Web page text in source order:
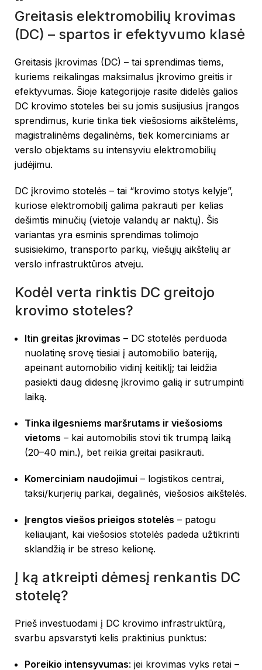
Greitasis elektromobilių krovimas
(DC) – spartos ir efektyvumo klasė
Greitasis įkrovimas (DC) – tai sprendimas tiems,
kuriems reikalingas maksimalus įkrovimo greitis ir
efektyvumas. Šioje kategorijoje rasite didelės galios
DC krovimo stoteles bei su jomis susijusius įrangos
sprendimus, kurie tinka tiek viešosioms aikštelėms,
magistralinėms degalinėms, tiek komerciniams ar
verslo objektams su intensyviu elektromobilių
judėjimu.
DC įkrovimo stotelės – tai “krovimo stotys kelyje”,
kuriose elektromobilį galima pakrauti per kelias
dešimtis minučių (vietoje valandų ar naktų). Šis
variantas yra esminis sprendimas tolimojo
susisiekimo, transporto parkų, viešųjų aikštelių ar
verslo infrastruktūros atveju.
Kodėl verta rinktis DC greitojo
krovimo stoteles?
Itin greitas įkrovimas – DC stotelės perduoda
nuolatinę srovę tiesiai į automobilio bateriją,
apeinant automobilio vidinį keitiklį; tai leidžia
pasiekti daug didesnę įkrovimo galią ir sutrumpinti
laiką.
Tinka ilgesniems maršrutams ir viešosioms
vietoms – kai automobilis stovi tik trumpą laiką
(20–40 min.), bet reikia greitai pasikrauti.
Komerciniam naudojimui – logistikos centrai,
taksi/kurjerių parkai, degalinės, viešosios aikštelės.
Įrengtos viešos prieigos stotelės – patogu
keliaujant, kai viešosios stotelės padeda užtikrinti
sklandžią ir be streso kelionę.
Į ką atkreipti dėmesį renkantis DC
stotelę?
Prieš investuodami į DC krovimo infrastruktūrą,
svarbu apsvarstyti kelis praktinius punktus:
Poreikio intensyvumas: jei krovimas vyks retai –